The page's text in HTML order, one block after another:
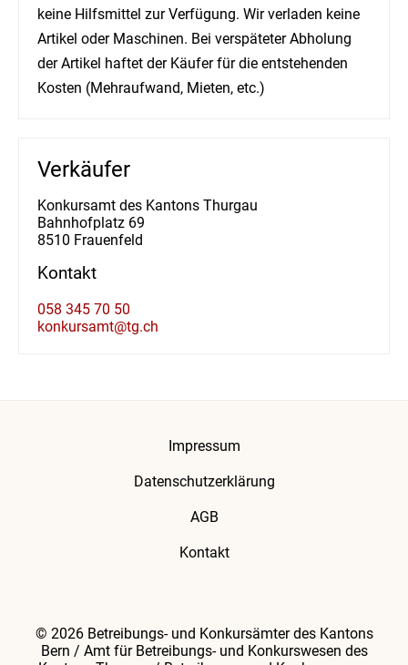
keine Hilfsmittel zur Verfügung. Wir verladen keine
Artikel oder Maschinen. Bei verspäteter Abholung
der Artikel haftet der Käufer für die entstehenden
Kosten (Mehraufwand, Mieten, etc.)
Verkäufer
Konkursamt des Kantons Thurgau
Bahnhofplatz 69
8510 Frauenfeld
Kontakt
058 345 70 50
konkursamt@tg.ch
Impressum
Datenschutzerklärung
AGB
Kontakt
© 2026 Betreibungs- und Konkursämter des Kantons
Bern / Amt für Betreibungs- und Konkurswesen des